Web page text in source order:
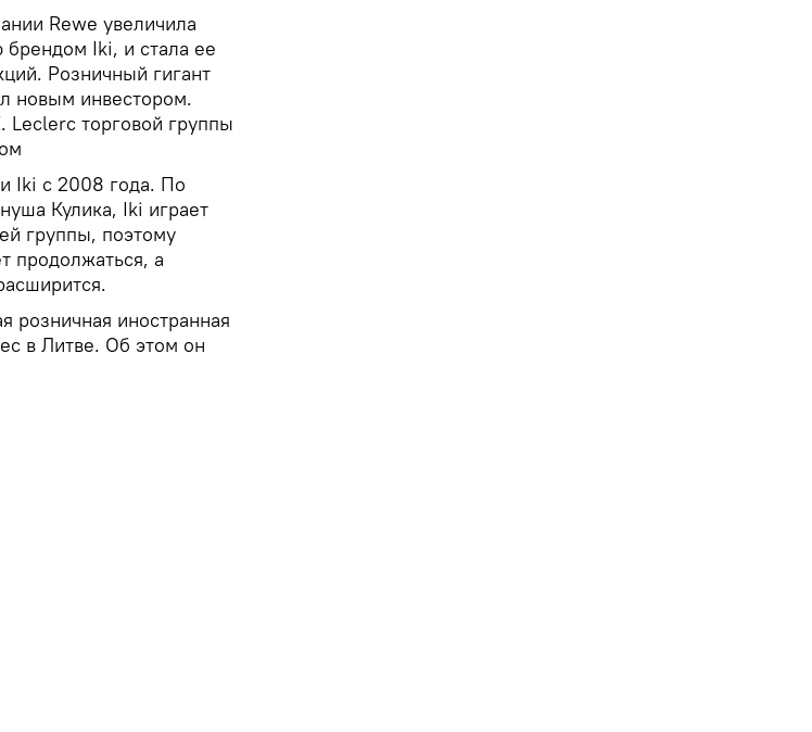
Rewe увеличила
Iki, и стала ее
Розничный гигант
новым инвестором.
Leclerc торговой группы
Iki с 2008 года. По
Кулика, Iki играет
группы, поэтому
продолжаться, а
розничная иностранная
в Литве. Об этом он